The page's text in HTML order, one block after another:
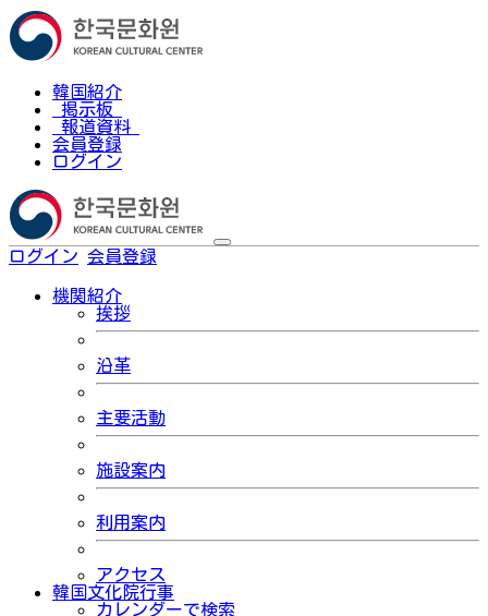
韓国紹介
掲示板
報道資料
会員登録
ログイン
ログイン 会員登録
機関紹介
挨拶
沿革
主要活動
施設案内
利用案内
アクセス
韓国文化院行事
カレンダーで検索